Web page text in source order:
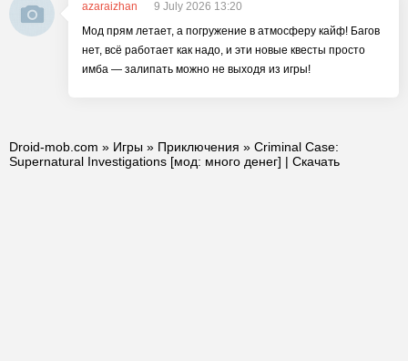
azaraizhan
9 July 2026 13:20
Мод прям летает, а погружение в атмосферу кайф! Багов
нет, всё работает как надо, и эти новые квесты просто
имба — залипать можно не выходя из игры!
Droid-mob.com » Игры » Приключения » Criminal Case:
Supernatural Investigations [мод: много денег] | Скачать